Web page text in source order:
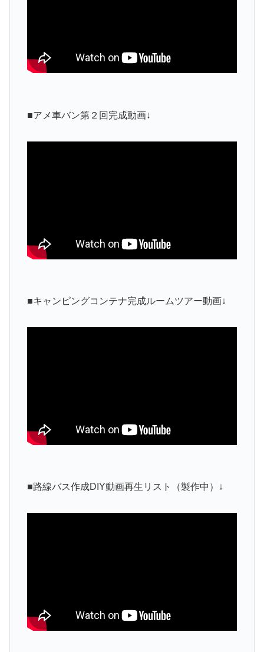
■アメ車バン第２回完成動画↓
■キャンピングコンテナ完成ルームツアー動画↓
■路線バス作成DIY動画再生リスト（製作中）↓